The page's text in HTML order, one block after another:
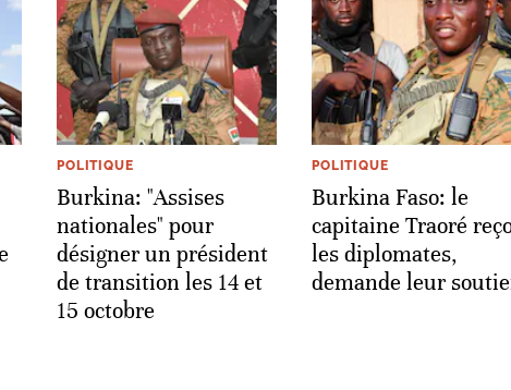
POLITIQUE
Burkina: "Assises
nationales" pour
désigner un président
de transition les 14 et
15 octobre
POLITIQUE
Burkina Faso: le
capitaine Traoré
les diplomates,
demande leur